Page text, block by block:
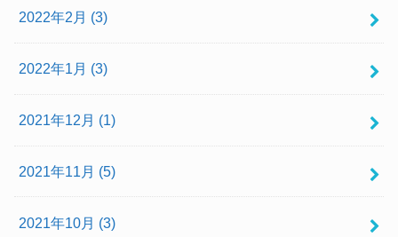
2022年2月 (3)
2022年1月 (3)
2021年12月 (1)
2021年11月 (5)
2021年10月 (3)